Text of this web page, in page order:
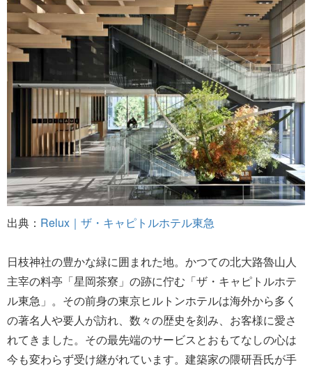
出典： Relux｜ザ・キャピトルホテル東急
日枝神社の豊かな緑に囲まれた地。かつての北大路魯山人
主宰の料亭「星岡茶寮」の跡に佇む「ザ・キャピトルホテ
ル東急」。その前身の東京ヒルトンホテルは海外から多く
の著名人や要人が訪れ、数々の歴史を刻み、お客様に愛さ
れてきました。その最先端のサービスとおもてなしの心は
今も変わらず受け継がれています。建築家の隈研吾氏が手